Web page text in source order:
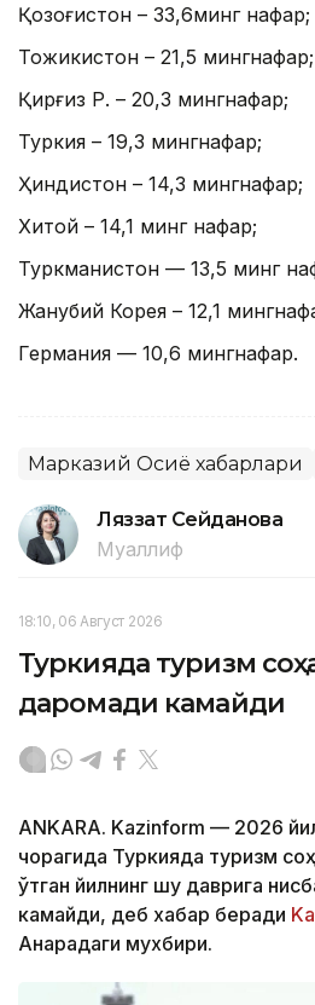
Қозоғистон – 33,6минг нафар;
Тожикистон – 21,5 мингнафар;
Қирғиз Р. – 20,3 мингнафар;
Туркия – 19,3 мингнафар;
Ҳиндистон – 14,3 мингнафар;
Хитой – 14,1 минг нафар;
Туркманистон — 13,5 минг
Жанубий Корея – 12,1
Германия — 10,6 мингнафар.
Марказий Осиё хабарлари
Ляззат Сейданова
Муаллиф
18:10, 06 Август 2026
Туркияда туризм
даромади камайди
ANKARA. Kazinform — 2026
чорагида Туркияда туризм
ўтган йилнинг шу даврига
камайди, деб хабар беради
Анқарадаги мухбири.